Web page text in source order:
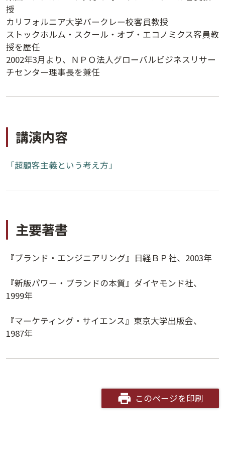
授
カリフォルニア大学バークレー校客員教授
ストックホルム・スクール・オブ・エコノミクス客員教
授を歴任
2002年3月より、ＮＰＯ法人グローバルビジネスリサー
チセンター理事長を兼任
講演内容
「超顧客主義という考え方」
主要著書
『ブランド・エンジニアリング』日経ＢＰ社、2003年
『新版パワー・ブランドの本質』ダイヤモンド社、
1999年
『マーケティング・サイエンス』東京大学出版会、
1987年
このページを印刷
講演日程ダウンロード
講演アーカイブ